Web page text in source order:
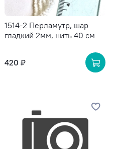
1514-2 Перламутр, шар
гладкий 2мм, нить 40 см
420 ₽